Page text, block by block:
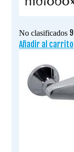
No clasificados
Añadir al carrito